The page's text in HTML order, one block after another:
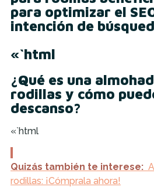
para optimizar el
intención de
«`html
¿Qué es una
rodillas y cómo
descanso?
«`html
Quizás también te interese:
rodillas: ¡Cómprala ahora!